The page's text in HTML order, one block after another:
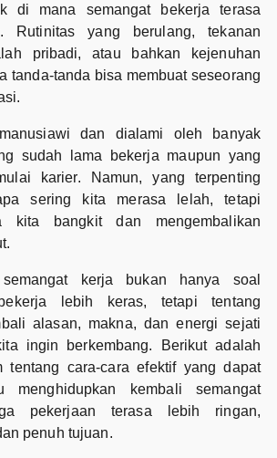
di mana semangat bekerja terasa
Rutinitas yang berulang, tekanan
pribadi, atau bahkan kejenuhan
tanda-tanda bisa membuat seseorang
dan dialami oleh banyak
sudah lama bekerja maupun yang
karier. Namun, yang terpenting
sering kita merasa lelah, tetapi
kita bangkit dan mengembalikan
semangat kerja bukan hanya soal
lebih keras, tetapi tentang
alasan, makna, dan energi sejati
ingin berkembang. Berikut adalah
tentang cara-cara efektif yang dapat
menghidupkan kembali semangat
pekerjaan terasa lebih ringan,
penuh tujuan.